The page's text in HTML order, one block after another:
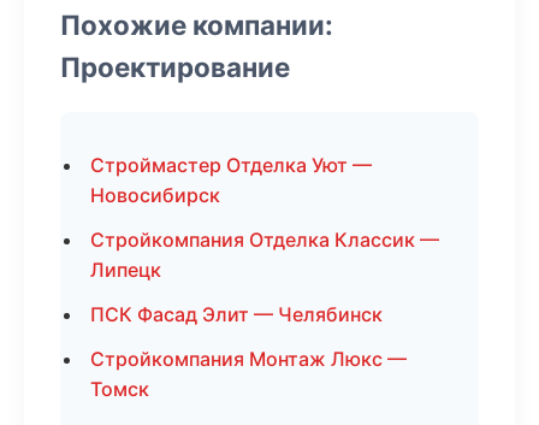
Похожие компании:
Проектирование
Строймастер Отделка Уют —
Новосибирск
Стройкомпания Отделка Классик —
Липецк
ПСК Фасад Элит — Челябинск
Стройкомпания Монтаж Люкс —
Томск